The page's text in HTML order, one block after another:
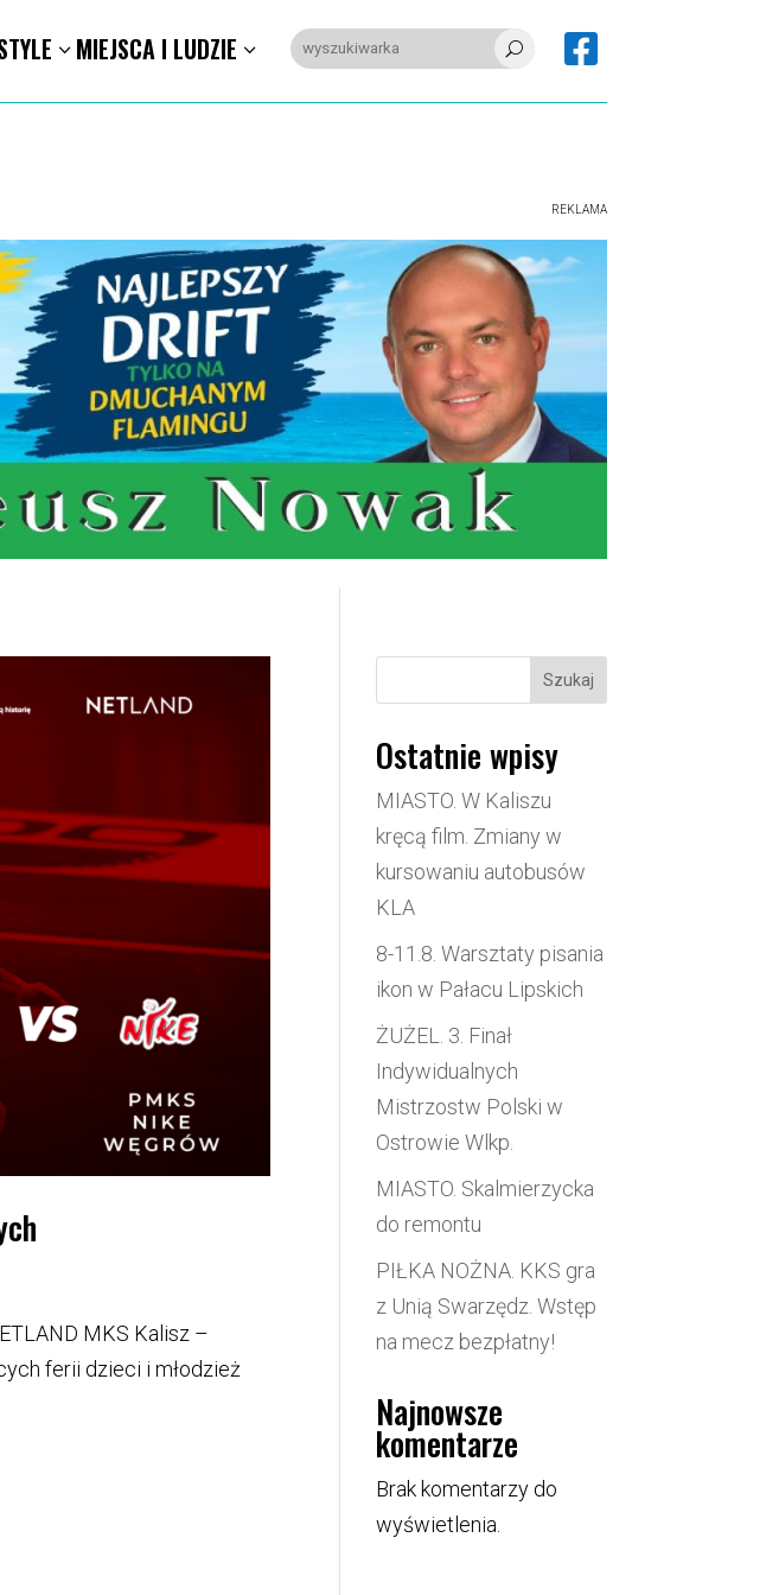
MIEJSCA I LUDZIE U 
REKLAMA
MKS Kalisz –
ferii dzieci i młodzież
Szukaj
Ostatnie wpisy
MIASTO. W Kaliszu
kręcą film. Zmiany w
kursowaniu autobusów
KLA
8-11.8. Warsztaty pisania
ikon w Pałacu Lipskich
ŻUŻEL. 3. Finał
Indywidualnych
Mistrzostw Polski w
Ostrowie Wlkp.
MIASTO. Skalmierzycka
do remontu
PIŁKA NOŻNA. KKS gra
z Unią Swarzędz. Wstęp
na mecz bezpłatny!
Najnowsze
komentarze
Brak komentarzy do
wyświetlenia.